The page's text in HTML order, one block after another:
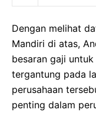
Dengan melihat
Mandiri di atas,
besaran gaji
tergantung pada
perusahaan
penting dalam